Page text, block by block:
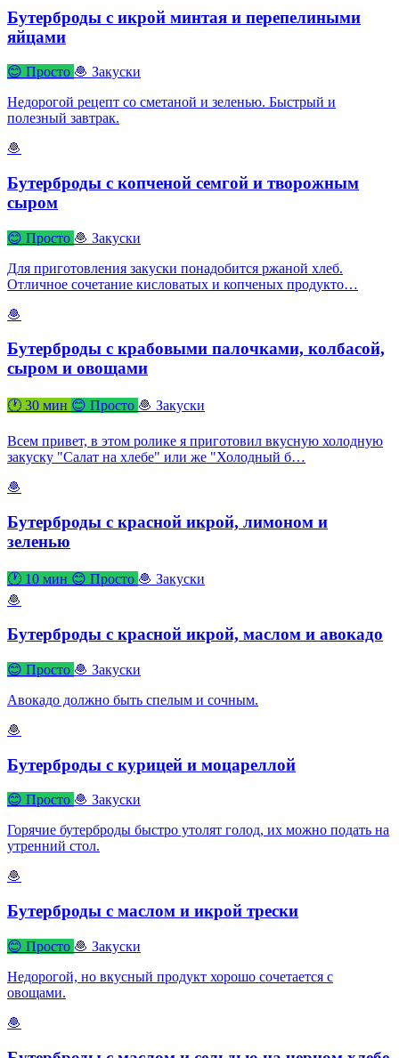
Бутерброды с икрой минтая и перепелиными
яйцами
😊 Просто 🧆 Закуски
Недорогой рецепт со сметаной и зеленью. Быстрый и
полезный завтрак.
🧆
Бутерброды с копченой семгой и творожным
сыром
😊 Просто 🧆 Закуски
Для приготовления закуски понадобится ржаной хлеб.
Отличное сочетание кисловатых и копченых продукто…
🧆
Бутерброды с крабовыми палочками, колбасой,
сыром и овощами
🕐 30 мин 😊 Просто 🧆 Закуски
Всем привет, в этом ролике я приготовил вкусную холодную
закуску "Салат на хлебе" или же "Холодный б…
🧆
Бутерброды с красной икрой, лимоном и
зеленью
🕐 10 мин 😊 Просто 🧆 Закуски
🧆
Бутерброды с красной икрой, маслом и авокадо
😊 Просто 🧆 Закуски
Авокадо должно быть спелым и сочным.
🧆
Бутерброды с курицей и моцареллой
😊 Просто 🧆 Закуски
Горячие бутерброды быстро утолят голод, их можно подать на
утренний стол.
🧆
Бутерброды с маслом и икрой трески
😊 Просто 🧆 Закуски
Недорогой, но вкусный продукт хорошо сочетается с
овощами.
🧆